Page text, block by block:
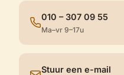
010 – 307 09 55
Ma–vr 9–17u
Stuur een e-mail